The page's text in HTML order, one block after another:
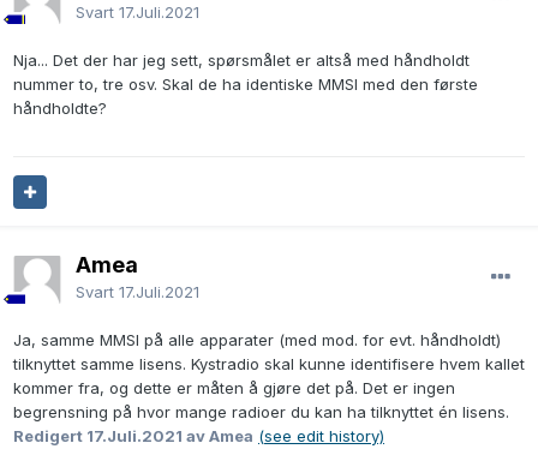
Svart 17.Juli.2021
Nja... Det der har jeg sett, spørsmålet er altså med håndholdt
nummer to, tre osv. Skal de ha identiske MMSI med den første
håndholdte?
Amea
Svart 17.Juli.2021
Ja, samme MMSI på alle apparater (med mod. for evt. håndholdt)
tilknyttet samme lisens. Kystradio skal kunne identifisere hvem kallet
kommer fra, og dette er måten å gjøre det på. Det er ingen
begrensning på hvor mange radioer du kan ha tilknyttet én lisens.
Redigert 17.Juli.2021 av Amea (see edit history)